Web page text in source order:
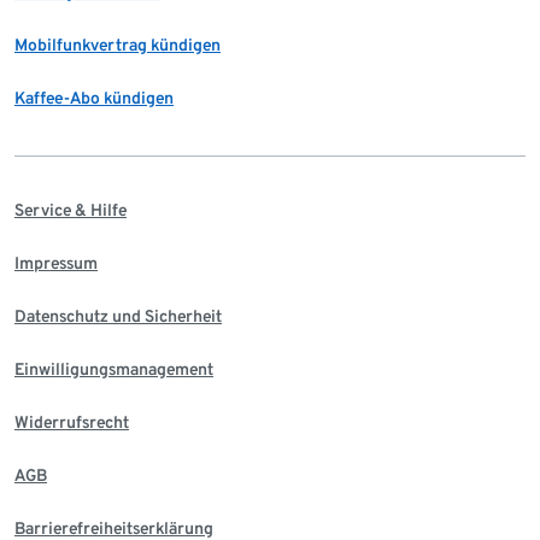
Mobilfunkvertrag kündigen
Kaffee-Abo kündigen
Service & Hilfe
Impressum
Datenschutz und Sicherheit
Einwilligungsmanagement
Widerrufsrecht
AGB
Barrierefreiheitserklärung